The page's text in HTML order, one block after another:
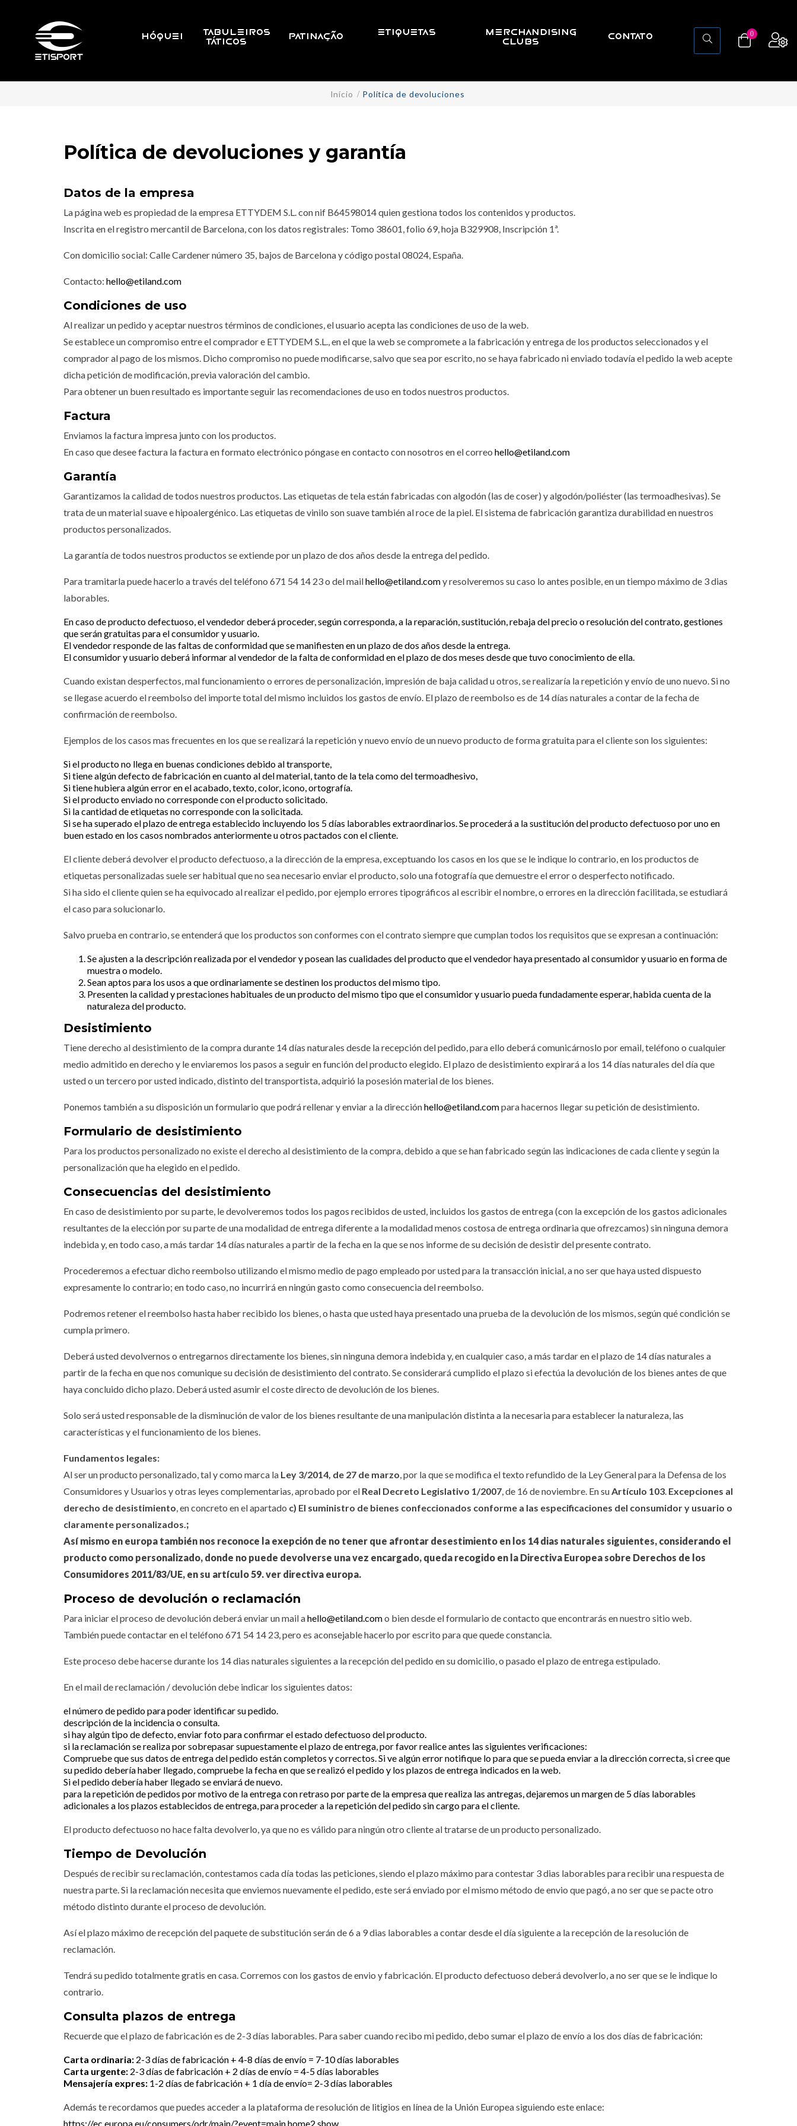
HÓQUEI
TABULEIROS
TÁTICOS
PATINAÇÃO ETIQUETAS
MERCHANDISING
CLUBS
CONTATO 0
Início Política de devoluciones
Política de devoluciones y garantía
Datos de la empresa
La página web es propiedad de la empresa ETTYDEM S.L. con nif B64598014 quien gestiona todos los contenidos y productos.
Inscrita en el registro mercantil de Barcelona, con los datos registrales: Tomo 38601, folio 69, hoja B329908, Inscripción 1ª.
Con domicilio social: Calle Cardener número 35, bajos de Barcelona y código postal 08024, España.
Contacto: hello@etiland.com
Condiciones de uso
Al realizar un pedido y aceptar nuestros términos de condiciones, el usuario acepta las condiciones de uso de la web.
Se establece un compromiso entre el comprador e ETTYDEM S.L., en el que la web se compromete a la fabricación y entrega de los productos seleccionados y el
comprador al pago de los mismos. Dicho compromiso no puede modificarse, salvo que sea por escrito, no se haya fabricado ni enviado todavía el pedido la web acepte
dicha petición de modificación, previa valoración del cambio.
Para obtener un buen resultado es importante seguir las recomendaciones de uso en todos nuestros productos.
Factura
Enviamos la factura impresa junto con los productos.
En caso que desee factura la factura en formato electrónico póngase en contacto con nosotros en el correo hello@etiland.com
Garantía
Garantizamos la calidad de todos nuestros productos. Las etiquetas de tela están fabricadas con algodón (las de coser) y algodón/poliéster (las termoadhesivas). Se
trata de un material suave e hipoalergénico. Las etiquetas de vinilo son suave también al roce de la piel. El sistema de fabricación garantiza durabilidad en nuestros
productos personalizados.
La garantía de todos nuestros productos se extiende por un plazo de dos años desde la entrega del pedido.
Para tramitarla puede hacerlo a través del teléfono 671 54 14 23 o del mailhello@etiland.comy resolveremos su caso lo antes posible, en un tiempo máximo de 3 dias
laborables.
En caso de producto defectuoso, el vendedor deberá proceder, según corresponda, a la reparación, sustitución, rebaja del precio o resolución del contrato, gestiones
que serán gratuitas para el consumidor y usuario.
El vendedor responde de las faltas de conformidad que se manifiesten en un plazo de dos años desde la entrega.
El consumidor y usuario deberá informar al vendedor de la falta de conformidad en el plazo de dos meses desde que tuvo conocimiento de ella.
Cuando existan desperfectos, mal funcionamiento o errores de personalización, impresión de baja calidad u otros, se realizaría la repetición y envío de uno nuevo. Si no
se llegase acuerdo el reembolso del importe total del mismo incluidos los gastos de envío. El plazo de reembolso es de 14 días naturales a contar de la fecha de
confirmación de reembolso.
Ejemplos de los casos mas frecuentes en los que se realizará la repetición y nuevo envío de un nuevo producto de forma gratuita para el cliente son los siguientes:
Si el producto no llega en buenas condiciones debido al transporte,
Si tiene algún defecto de fabricación en cuanto al del material, tanto de la tela como del termoadhesivo,
Si tiene hubiera algún error en el acabado, texto, color, icono, ortografía.
Si el producto enviado no corresponde con el producto solicitado.
Si la cantidad de etiquetas no corresponde con la solicitada.
Si se ha superado el plazo de entrega establecido incluyendo los 5 días laborables extraordinarios. Se procederá a la sustitución del producto defectuoso por uno en
buen estado en los casos nombrados anteriormente u otros pactados con el cliente.
El cliente deberá devolver el producto defectuoso, a la dirección de la empresa, exceptuando los casos en los que se le indique lo contrario, en los productos de
etiquetas personalizadas suele ser habitual que no sea necesario enviar el producto, solo una fotografía que demuestre el error o desperfecto notificado.
Si ha sido el cliente quien se ha equivocado al realizar el pedido, por ejemplo errores tipográficos al escribir el nombre, o errores en la dirección facilitada, se estudiará
el caso para solucionarlo.
Salvo prueba en contrario, se entenderá que los productos son conformes con el contrato siempre que cumplan todos los requisitos que se expresan a continuación:
Se ajusten a la descripción realizada por el vendedor y posean las cualidades del producto que el vendedor haya presentado al consumidor y usuario en forma de
muestra o modelo.
Sean aptos para los usos a que ordinariamente se destinen los productos del mismo tipo.
Presenten la calidad y prestaciones habituales de un producto del mismo tipo que el consumidor y usuario pueda fundadamente esperar, habida cuenta de la
naturaleza del producto.
Desistimiento
Tiene derecho al desistimiento de la compra durante 14 días naturales desde la recepción del pedido, para ello deberá comunicárnoslo por email, teléfono o cualquier
medio admitido en derecho y le enviaremos los pasos a seguir en función del producto elegido. El plazo de desistimiento expirará a los 14 días naturales del día que
usted o un tercero por usted indicado, distinto del transportista, adquirió la posesión material de los bienes.
Ponemos también a su disposición un formulario que podrá rellenar y enviar a la direcciónhello@etiland.compara hacernos llegar su petición de desistimiento.
Formulario de desistimiento
Para los productos personalizado no existe el derecho al desistimiento de la compra, debido a que se han fabricado según las indicaciones de cada cliente y según la
personalización que ha elegido en el pedido.
Consecuencias del desistimiento
En caso de desistimiento por su parte, le devolveremos todos los pagos recibidos de usted, incluidos los gastos de entrega (con la excepción de los gastos adicionales
resultantes de la elección por su parte de una modalidad de entrega diferente a la modalidad menos costosa de entrega ordinaria que ofrezcamos) sin ninguna demora
indebida y, en todo caso, a más tardar 14 días naturales a partir de la fecha en la que se nos informe de su decisión de desistir del presente contrato.
Procederemos a efectuar dicho reembolso utilizando el mismo medio de pago empleado por usted para la transacción inicial, a no ser que haya usted dispuesto
expresamente lo contrario; en todo caso, no incurrirá en ningún gasto como consecuencia del reembolso.
Podremos retener el reembolso hasta haber recibido los bienes, o hasta que usted haya presentado una prueba de la devolución de los mismos, según qué condición se
cumpla primero.
Deberá usted devolvernos o entregarnos directamente los bienes, sin ninguna demora indebida y, en cualquier caso, a más tardar en el plazo de 14 días naturales a
partir de la fecha en que nos comunique su decisión de desistimiento del contrato. Se considerará cumplido el plazo si efectúa la devolución de los bienes antes de que
haya concluido dicho plazo. Deberá usted asumir el coste directo de devolución de los bienes.
Solo será usted responsable de la disminución de valor de los bienes resultante de una manipulación distinta a la necesaria para establecer la naturaleza, las
características y el funcionamiento de los bienes.
Fundamentos legales:
Al ser un producto personalizado, tal y como marca la Ley 3/2014, de 27 de marzo, por la que se modifica el texto refundido de la Ley General para la Defensa de los
Consumidores y Usuarios y otras leyes complementarias, aprobado por el Real Decreto Legislativo 1/2007, de 16 de noviembre. En suArtículo 103. Excepciones al
derecho de desistimiento, en concreto en el apartado c) El suministro de bienes confeccionados conforme a las especificaciones del consumidor y usuario o
claramente personalizados.;
Así mismo en europa también nos reconoce la exepción de no tener que afrontar desestimiento en los 14 dias naturales siguientes, considerando el
producto como personalizado, donde no puede devolverse una vez encargado, queda recogido en la Directiva Europea sobre Derechos de los
Consumidores 2011/83/UE, en su artículo 59. ver directiva europa.
Proceso de devolución o reclamación
Para iniciar el proceso de devolución deberá enviar un mail ahello@etiland.como bien desde el formulario de contacto que encontrarás en nuestro sitio web.
También puede contactar en el teléfono 671 54 14 23, pero es aconsejable hacerlo por escrito para que quede constancia.
Este proceso debe hacerse durante los 14 dias naturales siguientes a la recepción del pedido en su domicilio, o pasado el plazo de entrega estipulado.
En el mail de reclamación / devolución debe indicar los siguientes datos:
el número de pedido para poder identificar su pedido.
descripción de la incidencia o consulta.
si hay algún tipo de defecto, enviar foto para confirmar el estado defectuoso del producto.
si la reclamación se realiza por sobrepasar supuestamente el plazo de entrega, por favor realice antes las siguientes verificaciones:
Compruebe que sus datos de entrega del pedido están completos y correctos. Si ve algún error notifique lo para que se pueda enviar a la dirección correcta, si cree que
su pedido debería haber llegado, compruebe la fecha en que se realizó el pedido y los plazos de entrega indicados en la web.
Si el pedido debería haber llegado se enviará de nuevo.
para la repetición de pedidos por motivo de la entrega con retraso por parte de la empresa que realiza las antregas, dejaremos un margen de 5 días laborables
adicionales a los plazos establecidos de entrega, para proceder a la repetición del pedido sin cargo para el cliente.
El producto defectuoso no hace falta devolverlo, ya que no es válido para ningún otro cliente al tratarse de un producto personalizado.
Tiempo de Devolución
Después de recibir su reclamación, contestamos cada día todas las peticiones, siendo el plazo máximo para contestar 3 dias laborables para recibir una respuesta de
nuestra parte. Si la reclamación necesita que enviemos nuevamente el pedido, este será enviado por el mismo método de envio que pagó, a no ser que se pacte otro
método distinto durante el proceso de devolución.
Así el plazo máximo de recepción del paquete de substitución serán de 6 a 9 dias laborables a contar desde el día siguiente a la recepción de la resolución de
reclamación.
Tendrá su pedido totalmente gratis en casa. Corremos con los gastos de envio y fabricación. El producto defectuoso deberá devolverlo, a no ser que se le indique lo
contrario.
Consulta plazos de entrega
Recuerde que el plazo de fabricación es de 2-3 días laborables. Para saber cuando recibo mi pedido, debo sumar el plazo de envío a los dos días de fabricación:
Carta ordinaria: 2-3 días de fabricación + 4-8 días de envío = 7-10 días laborables
Carta urgente: 2-3 días de fabricación + 2 días de envío = 4-5 días laborables
Mensajería expres: 1-2 días de fabricación + 1 día de envío= 2-3 días laborables
Además te recordamos que puedes acceder a la plataforma de resolución de litigios en línea de la Unión Europea siguiendo este enlace:
https://ec.europa.eu/consumers/odr/main/?event=main.home2.show